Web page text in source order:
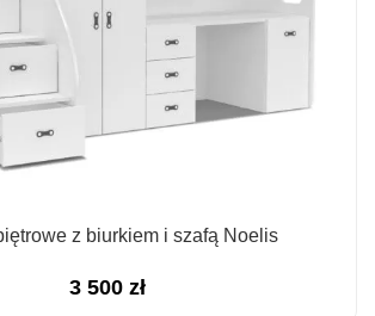
z biurkiem i szafą Noelis
3 500 zł